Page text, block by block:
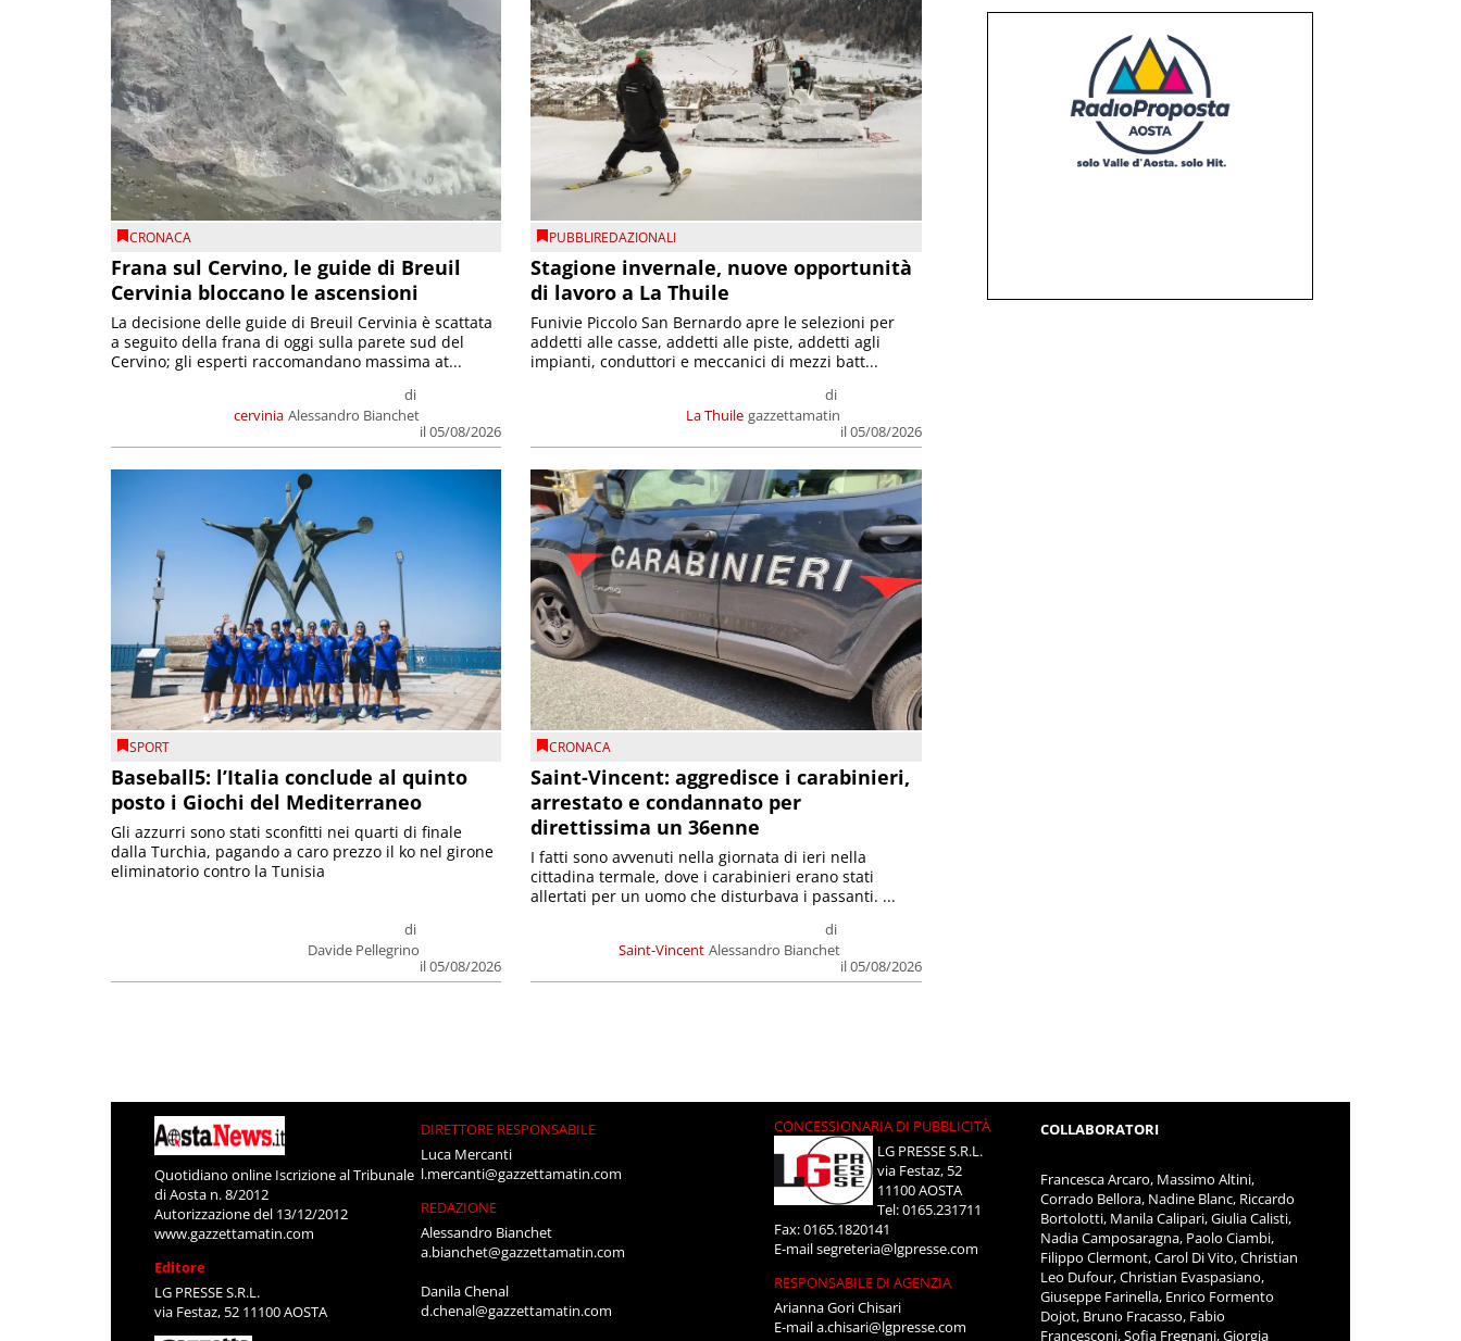
CRONACA
Frana sul Cervino, le guide di Breuil
Cervinia bloccano le ascensioni
cervinia
di
Alessandro Bianchet
il 05/08/2026
La decisione delle guide di Breuil Cervinia è scattata
a seguito della frana di oggi sulla parete sud del
Cervino; gli esperti raccomandano massima at...
PUBBLIREDAZIONALI
Stagione invernale, nuove opportunità
di lavoro a La Thuile
La Thuile
di
gazzettamatin
il 05/08/2026
Funivie Piccolo San Bernardo apre le selezioni per
addetti alle casse, addetti alle piste, addetti agli
impianti, conduttori e meccanici di mezzi batt...
SPORT
Baseball5: l’Italia conclude al quinto
posto i Giochi del Mediterraneo
di
Davide Pellegrino
il 05/08/2026
Gli azzurri sono stati sconfitti nei quarti di finale
dalla Turchia, pagando a caro prezzo il ko nel girone
eliminatorio contro la Tunisia
CRONACA
Saint-Vincent: aggredisce i carabinieri,
arrestato e condannato per
direttissima un 36enne
Saint-Vincent
di
Alessandro Bianchet
il 05/08/2026
I fatti sono avvenuti nella giornata di ieri nella
cittadina termale, dove i carabinieri erano stati
allertati per un uomo che disturbava i passanti. ...
Quotidiano online Iscrizione al Tribunale
di Aosta n. 8/2012
Autorizzazione del 13/12/2012
www.gazzettamatin.com
Editore
LG PRESSE S.R.L.
via Festaz, 52 11100 AOSTA
DIRETTORE RESPONSABILE
Luca Mercanti
l.mercanti@gazzettamatin.com
REDAZIONE
Alessandro Bianchet
a.bianchet@gazzettamatin.com
Danila Chenal
d.chenal@gazzettamatin.com
CONCESSIONARIA DI PUBBLICITÀ
LG PRESSE S.R.L.
via Festaz, 52
11100 AOSTA
Tel: 0165.231711
Fax: 0165.1820141
E-mailsegreteria@lgpresse.com
RESPONSABILE DI AGENZIA
Arianna Gori Chisari
E-maila.chisari@lgpresse.com
COLLABORATORI
Francesca Arcaro, Massimo Altini,
Corrado Bellora, Nadine Blanc, Riccardo
Bortolotti, Manila Calipari, Giulia Calisti,
Nadia Camposaragna, Paolo Ciambi,
Filippo Clermont, Carol Di Vito, Christian
Leo Dufour, Christian Evaspasiano,
Giuseppe Farinella, Enrico Formento
Dojot, Bruno Fracasso, Fabio
Francesconi, Sofia Fregnani, Giorgia